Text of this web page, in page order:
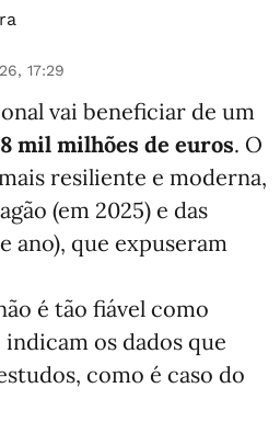
17:29
vai beneficiar de um
mil milhões de euros. O
resiliente e moderna,
(em 2025) e das
ano), que expuseram
é tão fiável como
os dados que
como é caso do